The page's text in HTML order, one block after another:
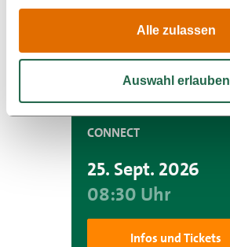
Alle zulassen
Auswahl erlauben
08:30 Uhr
Infos und Tickets
CONNECT
25. Sept. 2026
08:30 Uhr
Infos und Tickets